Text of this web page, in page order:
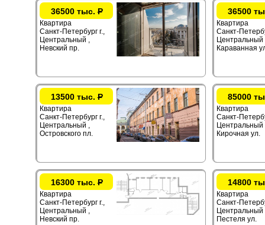
36500 тыс.Р
Квартира
Санкт-Петербург г.,
Центральный ,
Невский пр.
36500
Квартира
Санкт-
Центральный
Караванная
13500 тыс.Р
Квартира
Санкт-Петербург г.,
Центральный ,
Островского пл.
85000
Квартира
Санкт-
Центральный
Кирочная ул.
16300 тыс.Р
Квартира
Санкт-Петербург г.,
Центральный ,
Невский пр.
14800
Квартира
Санкт-
Центральный
Пестеля ул.